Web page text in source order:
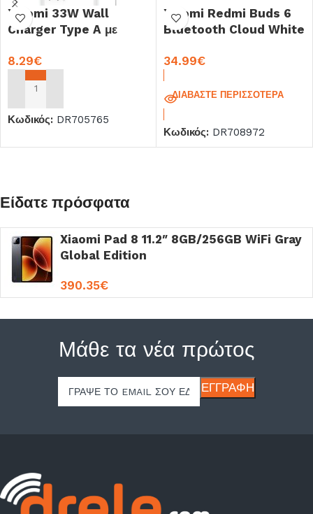
Xiaomi 33W Wall
Charger Type A με
(BHR9956EU)
8.29€
ΠΡΟΣΘΉΚΗ ΣΤΟ ΚΑΛΆΘΙ
Κωδικός: DR705765
Xiaomi Redmi Buds 6
Bluetooth Cloud White
34.99€
ΔΙΑΒΆΣΤΕ ΠΕΡΙΣΣΌΤΕΡΑ
Κωδικός: DR708972
Είδατε πρόσφατα
Xiaomi Pad 8 11.2″ 8GB/256GB WiFi Gray
Global Edition
390.35€
Μάθε τα νέα πρώτος